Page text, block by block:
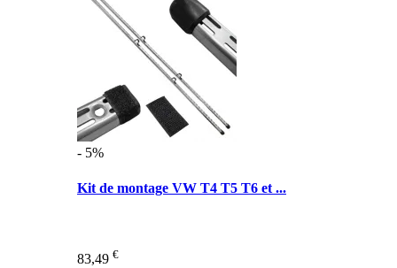
- 5%
Kit de montage VW T4 T5 T6 et ...
83,49 €